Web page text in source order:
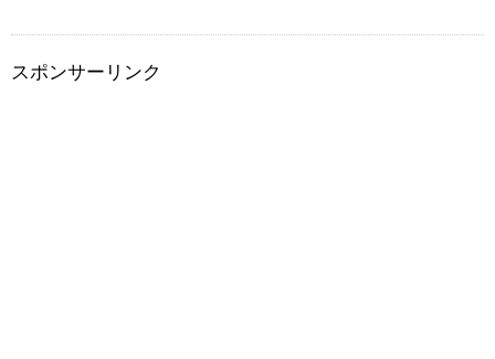
スポンサーリンク